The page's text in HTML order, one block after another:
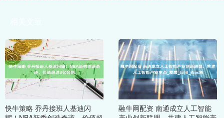
快牛策略 乔丹接班人基迪闪
融牛网配资 南通成立人工智能